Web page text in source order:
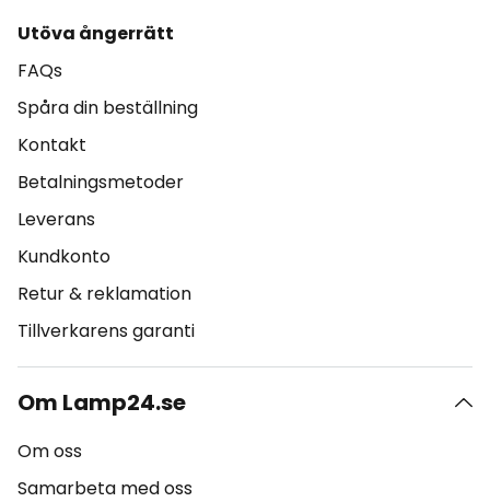
Utöva ångerrätt
FAQs
Spåra din beställning
Kontakt
Betalningsmetoder
Leverans
Kundkonto
Retur & reklamation
Tillverkarens garanti
Om Lamp24.se
Om oss
Samarbeta med oss